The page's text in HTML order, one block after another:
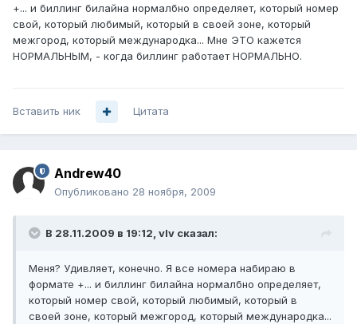
+... и биллинг билайна нормалбно определяет, который номер
свой, который любимый, который в своей зоне, который
межгород, который международка... Мне ЭТО кажется
НОРМАЛЬНЫМ, - когда биллинг работает НОРМАЛЬНО.
Вставить ник Цитата
Andrew40
Опубликовано 28 ноября, 2009
В 28.11.2009 в 19:12, vIv сказал:
Меня? Удивляет, конечно. Я все номера набираю в
формате +... и биллинг билайна нормалбно определяет,
который номер свой, который любимый, который в
своей зоне, который межгород, который международка...